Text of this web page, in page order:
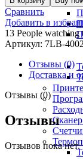
Сравнить
Добавить в
13 People
Артикул: 7LB-
Отзывы (0)
Доставка и
Отзывы (0)
Отзывы
Отзывов пока нет.